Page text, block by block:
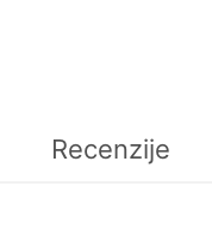
Recenzije